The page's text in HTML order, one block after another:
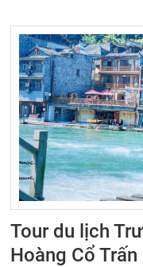
Tour du lịch
Hoàng Cổ